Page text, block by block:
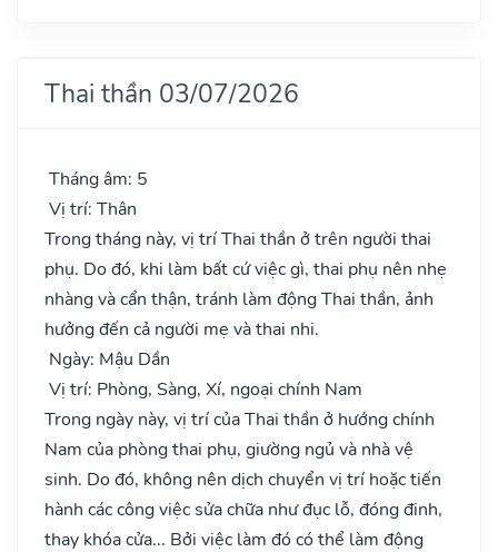
Thai thần 03/07/2026
Tháng âm: 5
Vị trí: Thân
Trong tháng này, vị trí Thai thần ở trên người thai
phụ. Do đó, khi làm bất cứ việc gì, thai phụ nên nhẹ
nhàng và cẩn thận, tránh làm động Thai thần, ảnh
hưởng đến cả người mẹ và thai nhi.
Ngày: Mậu Dần
Vị trí: Phòng, Sàng, Xí, ngoại chính Nam
Trong ngày này, vị trí của Thai thần ở hướng chính
Nam của phòng thai phụ, giường ngủ và nhà vệ
sinh. Do đó, không nên dịch chuyển vị trí hoặc tiến
hành các công việc sửa chữa như đục lỗ, đóng đinh,
thay khóa cửa... Bởi việc làm đó có thể làm động